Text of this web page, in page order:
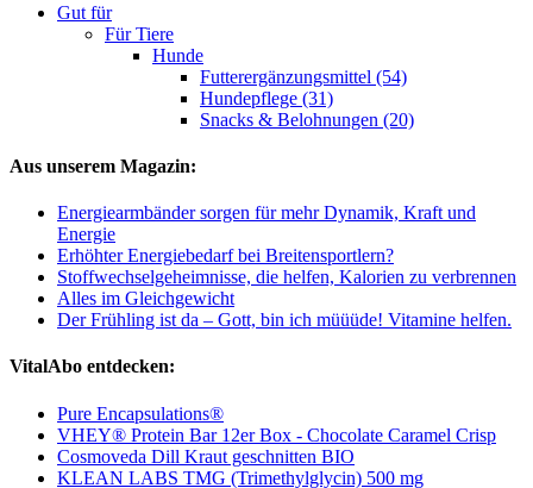
Gut für
Für Tiere
Hunde
Futterergänzungsmittel (54)
Hundepflege (31)
Snacks & Belohnungen (20)
Aus unserem Magazin:
Energiearmbänder sorgen für mehr Dynamik, Kraft und
Energie
Erhöhter Energiebedarf bei Breitensportlern?
Stoffwechselgeheimnisse, die helfen, Kalorien zu verbrennen
Alles im Gleichgewicht
Der Frühling ist da – Gott, bin ich müüüde! Vitamine helfen.
VitalAbo entdecken:
Pure Encapsulations®
VHEY® Protein Bar 12er Box - Chocolate Caramel Crisp
Cosmoveda Dill Kraut geschnitten BIO
KLEAN LABS TMG (Trimethylglycin) 500 mg